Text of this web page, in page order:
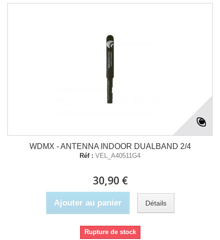
WDMX - ANTENNA INDOOR DUALBAND 2/4
Réf : VEL_A40511G4
30,90 €
Ajouter au panier Détails
Rupture de stock